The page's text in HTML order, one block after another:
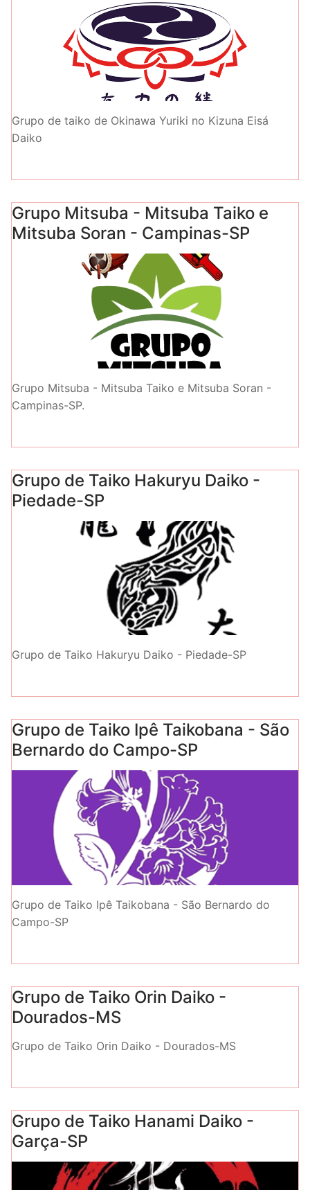
Grupo de taiko de Okinawa Yuriki no Kizuna Eisá
Daiko
Grupo Mitsuba - Mitsuba Taiko e
Mitsuba Soran - Campinas-SP
Grupo Mitsuba - Mitsuba Taiko e Mitsuba Soran -
Campinas-SP.
Grupo de Taiko Hakuryu Daiko -
Piedade-SP
Grupo de Taiko Hakuryu Daiko - Piedade-SP
Grupo de Taiko Ipê Taikobana - São
Bernardo do Campo-SP
Grupo de Taiko Ipê Taikobana - São Bernardo do
Campo-SP
Grupo de Taiko Orin Daiko -
Dourados-MS
Grupo de Taiko Orin Daiko - Dourados-MS
Grupo de Taiko Hanami Daiko -
Garça-SP